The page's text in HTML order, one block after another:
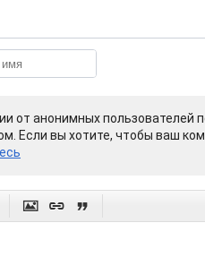
от анонимных пользователей
Если вы хотите, чтобы ваш
  